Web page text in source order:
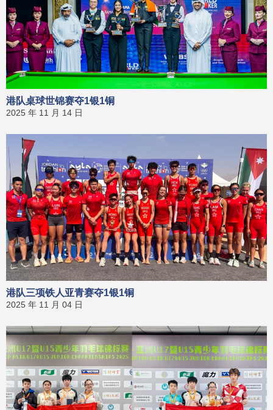
港队桌球世锦赛夺1银1铜
2025 年 11 月 14 日
港队三项铁人亚青赛夺1银1铜
2025 年 11 月 04 日